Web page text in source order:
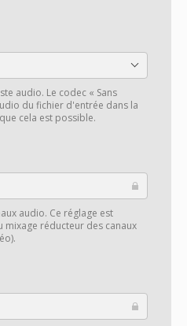
audio. Le codec « Sans
du fichier d'entrée dans la
cela est possible.
audio. Ce réglage est
réducteur des canaux